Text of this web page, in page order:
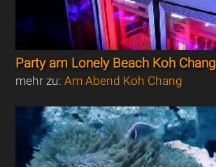
Party am Lonely Beach Koh Chang
mehr zu:Am Abend Koh Chang